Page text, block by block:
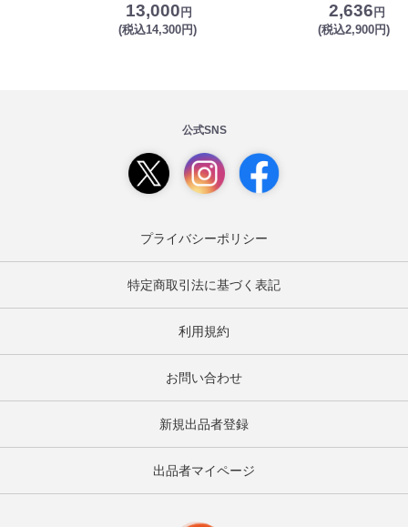
13,000 円
(税込14,300円)
2,636 円
(税込2,900円)
公式SNS
プライバシーポリシー
特定商取引法に基づく表記
利用規約
お問い合わせ
新規出品者登録
出品者マイページ